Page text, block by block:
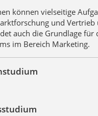
können vielseitige
und Vertrieb
auch die Grundlage für
im Bereich Marketing.